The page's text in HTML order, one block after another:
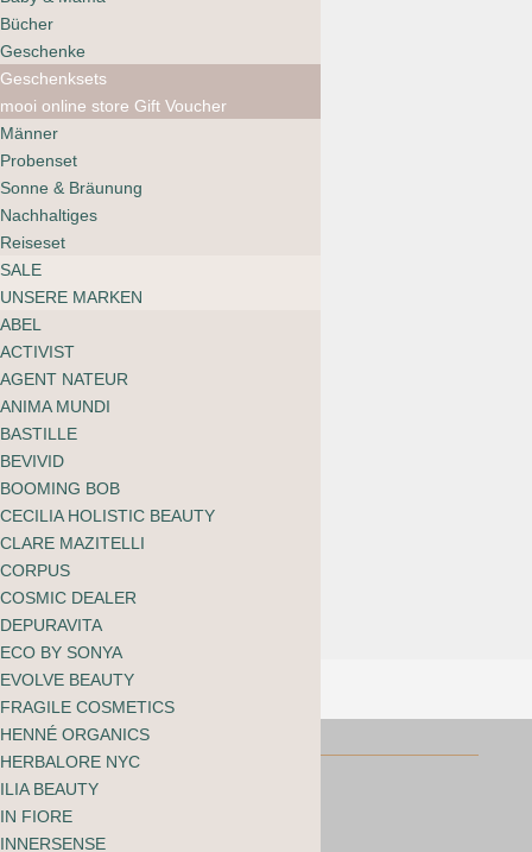
CHF
Karolin van
Loon Rocher
Rouge
CHF
Kjaer Weis
Lipstick –
Glorious
CHF62.00Ursprünglicher
Preis
CHF 37.20 Aktueller
Bücher
Geschenke
Geschenksets
mooi online store Gift Voucher
Männer
Probenset
Sonne & Bräunung
Nachhaltiges
Reiseset
SALE
UNSERE MARKEN
ABEL
ACTIVIST
AGENT NATEUR
ANIMA MUNDI
BASTILLE
BEVIVID
BOOMING BOB
CECILIA HOLISTIC BEAUTY
CLARE MAZITELLI
CORPUS
COSMIC DEALER
DEPURAVITA
ECO BY SONYA
EVOLVE BEAUTY
FRAGILE COSMETICS
HENNÉ ORGANICS
HERBALORE NYC
ILIA BEAUTY
IN FIORE
INNERSENSE